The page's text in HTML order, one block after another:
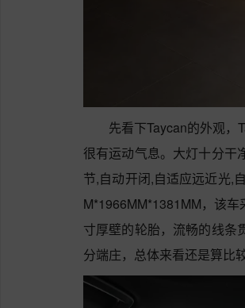
先看下Taycan的外观
很有运动气息。大灯十分干
节,自动开闭,自适应远近光,
M*1966MM*1381MM，该
寸厚壁的轮胎，流畅的线条
分端庄，总体来看还是算比